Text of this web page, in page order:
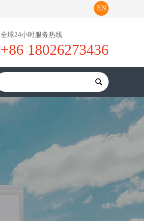
EN
全球24小时服务热线
+86 18026273436